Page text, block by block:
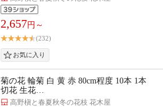
2,657円～
(232)
菊の花 輪菊 白 黄 赤 80cm程度 10本 1本
切花 生花…
高野槇と春夏秋冬の花枝 花木屋